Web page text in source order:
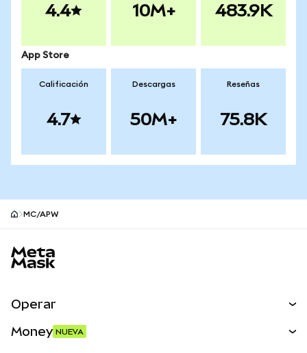
4.4 10M+ 483.9K
App Store
Calificación
4.7
Descargas
50M+
Reseñas
75.8K
MC/APW
Operar
Money NUEVA